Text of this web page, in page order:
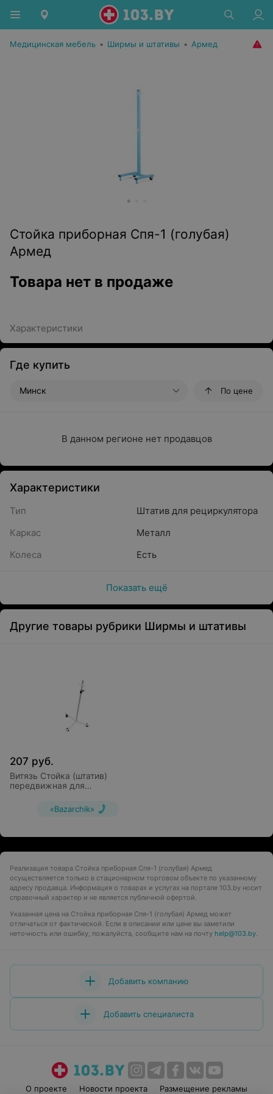
Медицинская мебель • Ширмы и штативы • Армед
Стойка приборная Спя-1 (голубая)
Армед
Товара нет в продаже
Характеристики
Где купить
Минск По цене
В данном регионе нет продавцов
Характеристики
Тип
Штатив для рециркулятора
Каркас
Металл
Колеса
Есть
Показать ещё
Другие товары рубрики Ширмы и штативы
207 руб.
Витязь Стойка (штатив)
передвижная для
«Bazarchik»
Реализация товара Стойка приборная Спя-1 (голубая) Армед
осуществляется только в стационарном торговом объекте по указанному
адресу продавца. Информация о товарах и услугах на портале 103.by носит
справочный характер и не является публичной офертой.
Указанная цена на Стойка приборная Спя-1 (голубая) Армед может
отличаться от фактической. Если в описании или цене вы заметили
неточность или ошибку, пожалуйста, сообщите нам на почту help@103.by.
Добавить компанию
Добавить специалиста
О проекте Новости проекта Размещение рекламы